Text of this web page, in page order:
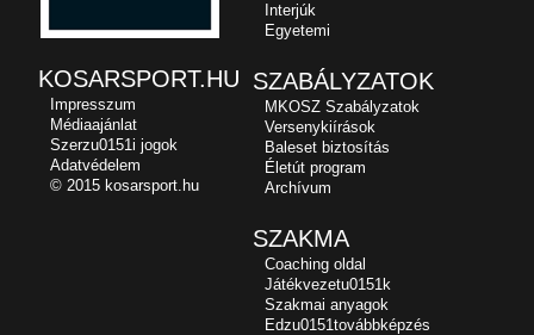
Interjúk
Egyetemi
SZABÁLYZATOK
MKOSZ Szabályzatok
Versenykiírások
Baleset biztosítás
Életút program
Archívum
SZAKMA
Coaching oldal
Játékvezetu0151k
Szakmai anyagok
Edzu0151továbbképzés
KOSARSPORT.HU
Impresszum
Médiaajánlat
Szerzu0151i jogok
Adatvédelem
© 2015 kosarsport.hu